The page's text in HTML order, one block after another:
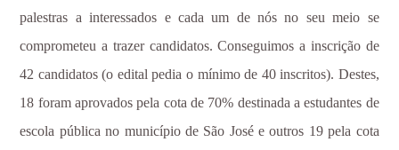
palestras a interessados e cada um de nós no seu meio se
comprometeu a trazer candidatos. Conseguimos a inscrição de
42 candidatos (o edital pedia o mínimo de 40 inscritos). Destes,
18 foram aprovados pela cota de 70% destinada a estudantes de
escola pública no município de São José e outros 19 pela cota